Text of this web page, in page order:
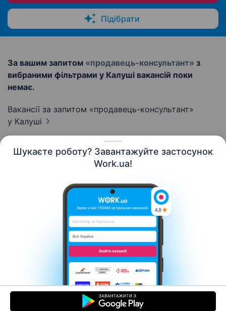
Шукаєте роботу? Завантажуйте застосунок
Work.ua!
Підібрати
За вашим запитом «продавець-консультант» з
вибраними фільтрами у Калуші вакансій поки
немає.
Вакансії за запитом «продавець-консультант»
у Калуші
Контакти Про нас
Кар’єра
Допомога Умови використання